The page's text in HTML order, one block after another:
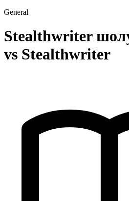
General
Stealthwriter
vs Stealthwriter